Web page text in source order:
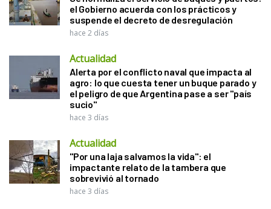
el Gobierno acuerda con los prácticos y
suspende el decreto de desregulación
hace 2 días
Actualidad
Alerta por el conflicto naval que impacta al
agro: lo que cuesta tener un buque parado y
el peligro de que Argentina pase a ser "país
sucio"
hace 3 días
Actualidad
"Por una laja salvamos la vida": el
impactante relato de la tambera que
sobrevivió al tornado
hace 3 días